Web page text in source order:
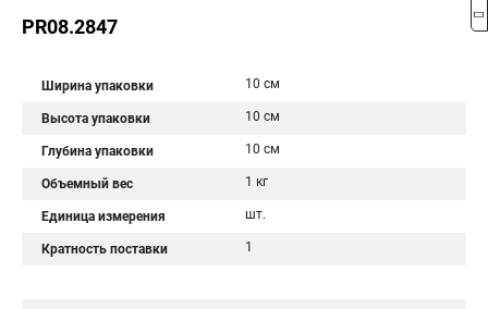
PR08.2847
Ширина упаковки 10 см
Высота упаковки 10 см
Глубина упаковки 10 см
Объемный вес 1 кг
Единица измерения шт.
Кратность поставки 1